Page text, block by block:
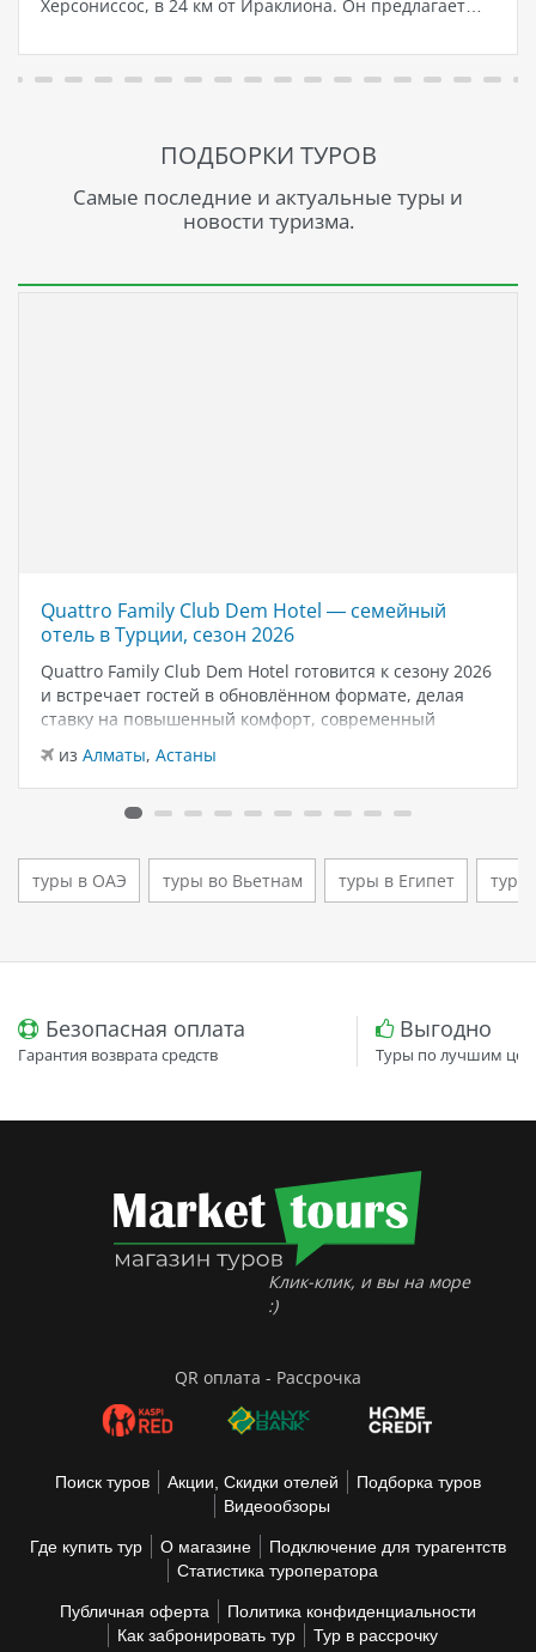
Херсониссос, в 24 км от Ираклиона. Он предлагает…
ПОДБОРКИ ТУРОВ
Самые последние и актуальные туры и
новости туризма.
Quattro Family Club Dem Hotel — семейный
отель в Турции, сезон 2026
Quattro Family Club Dem Hotel готовится к сезону 2026
и встречает гостей в обновлённом формате, делая
ставку на повышенный комфорт, современный
дизайн и атмосферу спокойного семейного отдыха у
моря. Отель остаётся популярным выбором для тех,
кто ищет семейный отель в…
из Алматы, Астаны
туры в ОАЭ туры во Вьетнам туры в Египет туры
Безопасная оплата
Гарантия возврата средств
Выгодно
Туры по лучшим
Клик-клик, и вы на море
:)
QR оплата - Рассрочка
Поиск туров Акции, Скидки отелей
Подборка туров
Видеообзоры
Где купить тур О магазине
Подключение для турагентств
Статистика туроператора
Публичная оферта
Политика конфиденциальности
Как забронировать тур
Тур в рассрочку